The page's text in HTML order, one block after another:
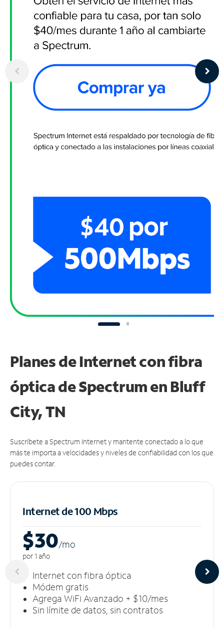
Planes de Internet con fibra
óptica de Spectrum en Bluff
City, TN
Suscríbete a Spectrum Internet y mantente conectado a lo que
más te importa a velocidades y niveles de confiabilidad con los que
puedes contar.
Internet de 100 Mbps
$30/mo
por 1 año
Internet con fibra óptica
Módem gratis
Agrega WiFi Avanzado + $10/mes
Sin límite de datos, sin contratos